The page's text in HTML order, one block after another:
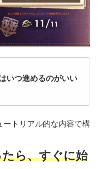
いつ進めるのがいい
ートリアル的な内容で構
ら、すぐに始